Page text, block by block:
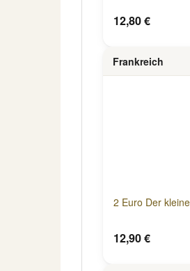
12,80 €
Frankreich
2 Euro Der
12,90 €